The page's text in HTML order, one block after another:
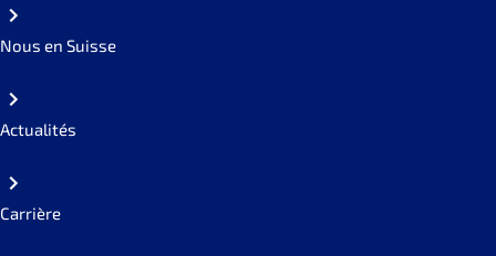
Nous en Suisse
Actualités
Carrière